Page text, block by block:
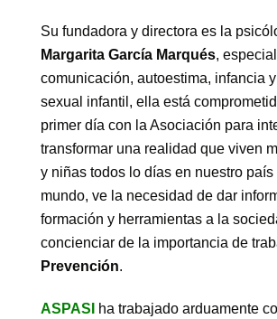
Su fundadora y directora es la
Margarita García Marqués,
comunicación, autoestima, infancia
sexual infantil, ella está
primer día con la Asociación para
transformar una realidad que viven
y niñas todos lo días en nuestro país
mundo, ve la necesidad de dar
formación y herramientas a la
concienciar de la importancia de
Prevención.
ASPASI
ha trabajado arduamente